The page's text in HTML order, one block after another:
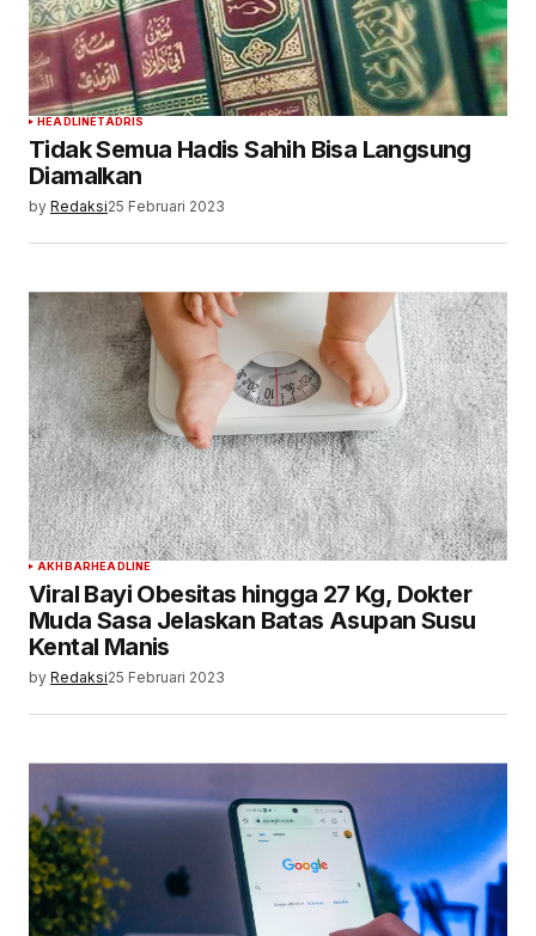
HEADLINETADRIS
Tidak Semua Hadis Sahih Bisa Langsung
Diamalkan
by Redaksi25 Februari 2023
AKHBARHEADLINE
Viral Bayi Obesitas hingga 27 Kg, Dokter
Muda Sasa Jelaskan Batas Asupan Susu
Kental Manis
by Redaksi25 Februari 2023